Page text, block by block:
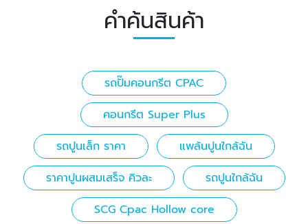
คำค้นสินค้า
รถปั๊มคอนกรีต CPAC
คอนกรีต Super Plus
รถปูนเล็ก ราคา
แพล้นปูนใกล้ฉัน
ราคาปูนผสมเสร็จ คิวละ
รถปูนใกล้ฉัน
SCG Cpac Hollow core